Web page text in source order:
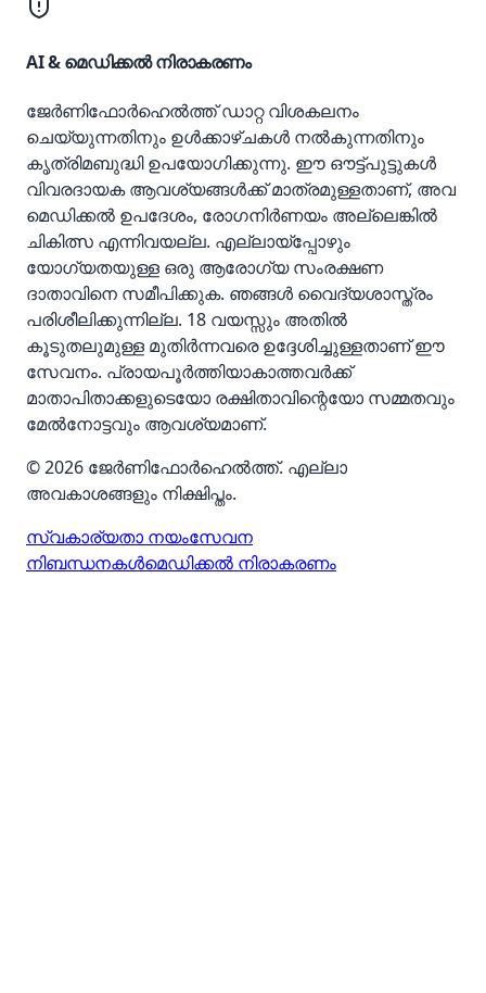
AI & മെഡിക്കൽ നിരാകരണം
ജേർണിഫോർഹെൽത്ത് ഡാറ്റ വിശകലനം
ചെയ്യുന്നതിനും ഉൾക്കാഴ്ചകൾ നൽകുന്നതിനും
കൃത്രിമബുദ്ധി ഉപയോഗിക്കുന്നു. ഈ ഔട്ട്‌പുട്ടുകൾ
വിവരദായക ആവശ്യങ്ങൾക്ക് മാത്രമുള്ളതാണ്, അവ
മെഡിക്കൽ ഉപദേശം, രോഗനിർണയം അല്ലെങ്കിൽ
ചികിത്സ എന്നിവയല്ല. എല്ലായ്പ്പോഴും
യോഗ്യതയുള്ള ഒരു ആരോഗ്യ സംരക്ഷണ
ദാതാവിനെ സമീപിക്കുക. ഞങ്ങൾ വൈദ്യശാസ്ത്രം
പരിശീലിക്കുന്നില്ല. 18 വയസ്സും അതിൽ
കൂടുതലുമുള്ള മുതിർന്നവരെ ഉദ്ദേശിച്ചുള്ളതാണ് ഈ
സേവനം. പ്രായപൂർത്തിയാകാത്തവർക്ക്
മാതാപിതാക്കളുടെയോ രക്ഷിതാവിന്റെയോ സമ്മതവും
മേൽനോട്ടവും ആവശ്യമാണ്.
© 2026 ജേർണിഫോർഹെൽത്ത്. എല്ലാ
അവകാശങ്ങളും നിക്ഷിപ്തം.
സ്വകാര്യതാ നയംസേവന
നിബന്ധനകൾമെഡിക്കൽ നിരാകരണം